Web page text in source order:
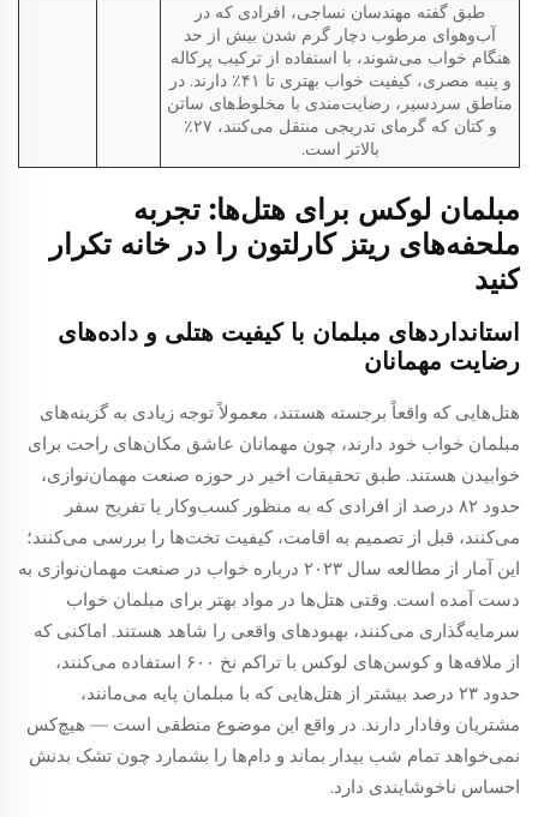
طبق گفته مهندسان نساجی، افرادی که در
آب‌وهوای مرطوب دچار گرم شدن بیش از حد
هنگام خواب می‌شوند، با استفاده از ترکیب پرکاله
و پنبه مصری، کیفیت خواب بهتری تا ۴۱٪ دارند. در
مناطق سردسیر، رضایت‌مندی با مخلوط‌های ساتن
و کتان که گرمای تدریجی منتقل می‌کنند، ۲۷٪
بالاتر است.
مبلمان لوکس برای هتل‌ها: تجربه
ملحفه‌های ریتز کارلتون را در خانه تکرار
کنید
استانداردهای مبلمان با کیفیت هتلی و داده‌های
رضایت مهمانان
هتل‌هایی که واقعاً برجسته هستند، معمولاً توجه زیادی به گزینه‌های
مبلمان خواب خود دارند، چون مهمانان عاشق مکان‌های راحت برای
خوابیدن هستند. طبق تحقیقات اخیر در حوزه صنعت مهمان‌نوازی،
حدود ۸۲ درصد از افرادی که به منظور کسب‌وکار یا تفریح سفر
می‌کنند، قبل از تصمیم به اقامت، کیفیت تخت‌ها را بررسی می‌کنند؛
این آمار از مطالعه سال ۲۰۲۳ درباره خواب در صنعت مهمان‌نوازی به
دست آمده است. وقتی هتل‌ها در مواد بهتر برای مبلمان خواب
سرمایه‌گذاری می‌کنند، بهبودهای واقعی را شاهد هستند. اماکنی که
از ملافه‌ها و کوسن‌های لوکس با تراکم نخ ۶۰۰ استفاده می‌کنند،
حدود ۲۳ درصد بیشتر از هتل‌هایی که با مبلمان پایه می‌مانند،
مشتریان وفادار دارند. در واقع این موضوع منطقی است — هیچ‌کس
نمی‌خواهد تمام شب بیدار بماند و دام‌ها را بشمارد چون تشک بدنش
احساس ناخوشایندی دارد.